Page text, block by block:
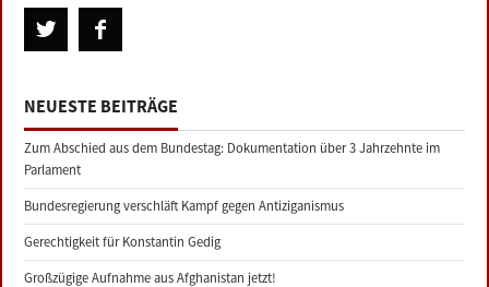
NEUESTE BEITRÄGE
Zum Abschied aus dem Bundestag: Dokumentation über 3 Jahrzehnte im
Parlament
Bundesregierung verschläft Kampf gegen Antiziganismus
Gerechtigkeit für Konstantin Gedig
Großzügige Aufnahme aus Afghanistan jetzt!